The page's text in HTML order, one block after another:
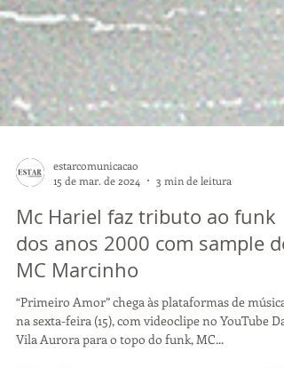
estarcomunicacao
15 de mar. de 2024
3 min de leitura
Mc Hariel faz tributo ao funk
dos anos 2000 com sample de
MC Marcinho
“Primeiro Amor” chega às plataformas de música,